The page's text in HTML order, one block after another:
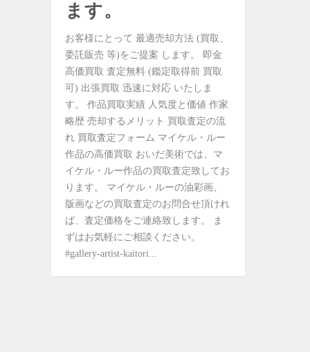
ます。
お客様にとって 最適売却方法 (買取、
委託販売 等)をご提案 します。 即金
高価買取 査定無料 (鑑定取得前 買取
可) 出張買取 迅速に対応 いたしま
す。 作品買取実績 人気度と価値 作家
略歴 売却するメリット 買取査定の流
れ 買取査定フォーム マイケル・ルー
作品の高価買取 おいだ美術では、マ
イケル・ルー作品の買取査定致してお
ります。 マイケル・ルーの油彩画、
版画などの買取査定のお問合せ頂けれ
ば、査定価格をご連絡致します。 ま
ずはお気軽にご相談ください。
#gallery-artist-kaitori...